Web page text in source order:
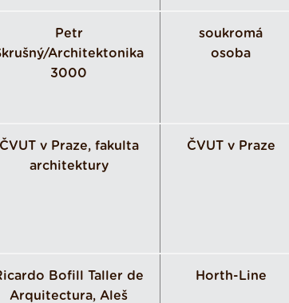
Petr
Architektonika
3000
soukromá
osoba
ČVUT v Praze, fakulta
architektury
ČVUT v Praze
Bofill Taller de
Arquitectura, Aleš
Horth-Line